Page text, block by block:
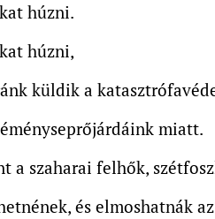
húzni.
húzni,
küldik a
miatt.
a szaharai felhők,
és elmoshatnák